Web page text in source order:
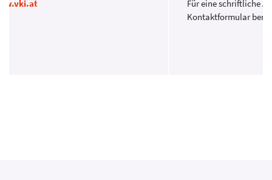
Für eine schriftliche
Kontaktformular